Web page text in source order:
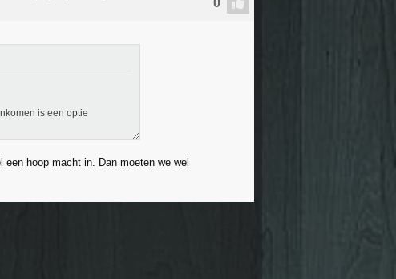
is een optie
hoop macht in. Dan moeten we wel